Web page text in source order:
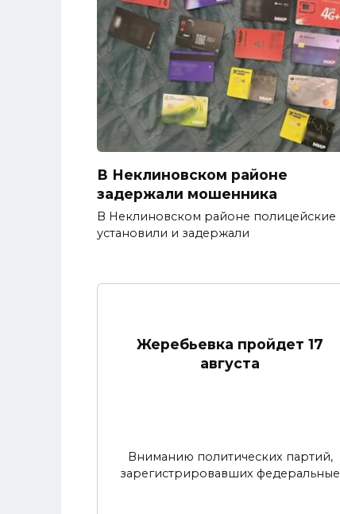
В Неклиновском районе
задержали мошенника
В Неклиновском районе полицейские
установили и задержали
Жеребьевка пройдет 17
августа
Вниманию политических партий,
зарегистрировавших федеральные